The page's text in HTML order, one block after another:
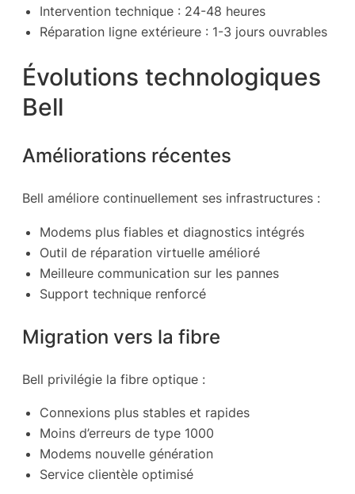
Intervention technique : 24-48 heures
Réparation ligne extérieure : 1-3 jours ouvrables
Évolutions technologiques
Bell
Améliorations récentes
Bell améliore continuellement ses infrastructures :
Modems plus fiables et diagnostics intégrés
Outil de réparation virtuelle amélioré
Meilleure communication sur les pannes
Support technique renforcé
Migration vers la fibre
Bell privilégie la fibre optique :
Connexions plus stables et rapides
Moins d’erreurs de type 1000
Modems nouvelle génération
Service clientèle optimisé